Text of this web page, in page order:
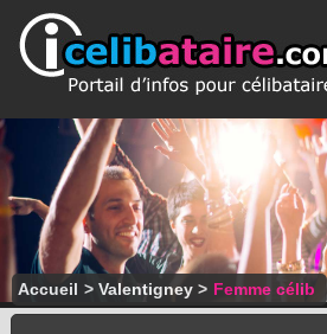
Accueil > Valentigney> Femme célib